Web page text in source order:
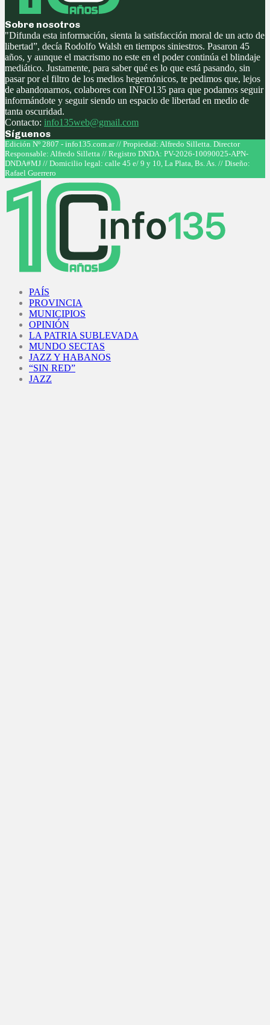
Sobre nosotros
"Difunda esta información, sienta la satisfacción moral de un acto de
libertad”, decía Rodolfo Walsh en tiempos siniestros. Pasaron 45
años, y aunque el macrismo no este en el poder continúa el blindaje
mediático. Justamente, para saber qué es lo que está pasando, sin
pasar por el filtro de los medios hegemónicos, te pedimos que, lejos
de abandonarnos, colabores con INFO135 para que podamos seguir
informándote y seguir siendo un espacio de libertad en medio de
tanta oscuridad.
Contacto: info135web@gmail.com
Síguenos
Facebook
Twitter
Instagram
Youtube
Edición Nº 2807 - info135.com.ar // Propiedad: Alfredo Silletta. Director
Responsable: Alfredo Silletta // Registro DNDA: PV-2026-10090025-APN-
DNDA#MJ // Domicilio legal: calle 45 e/ 9 y 10, La Plata, Bs. As. // Diseño:
Rafael Guerrero
PAÍS
PROVINCIA
MUNICIPIOS
OPINIÓN
LA PATRIA SUBLEVADA
MUNDO SECTAS
JAZZ Y HABANOS
“SIN RED”
JAZZ